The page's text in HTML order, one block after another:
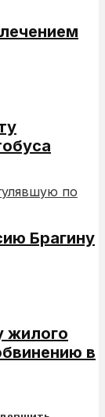
Брагину
жилого
в